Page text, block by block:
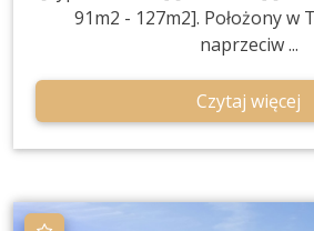
91m2 - 127m2]. Położony w
naprzeciw ...
Czytaj więcej